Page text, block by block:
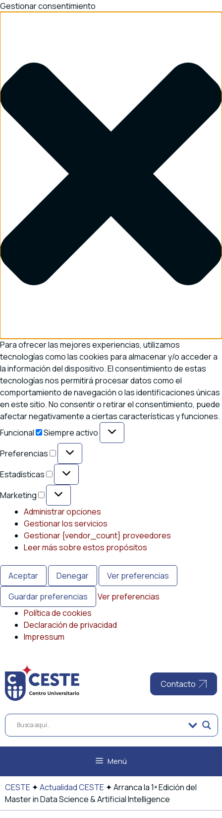
Gestionar consentimiento
Para ofrecer las mejores experiencias, utilizamos
tecnologías como las cookies para almacenar y/o acceder a
la información del dispositivo. El consentimiento de estas
tecnologías nos permitirá procesar datos como el
comportamiento de navegación o las identificaciones únicas
en este sitio. No consentir o retirar el consentimiento, puede
afectar negativamente a ciertas características y funciones.
Funcional
Funcional
Siempre activo
Preferencias
Preferencias
Estadísticas Estadísticas
Marketing
Marketing
Administrar opciones
Gestionar los servicios
Gestionar {vendor_count} proveedores
Leer más sobre estos propósitos
Aceptar Denegar
Ver preferencias
Guardar preferencias
Ver preferencias
Política de cookies
Declaración de privacidad
Impressum
al
contenido
Contacto
Menú
CESTE ✦Actualidad CESTE ✦Arranca la 1ª Edición del
Master in Data Science & Artificial Intelligence